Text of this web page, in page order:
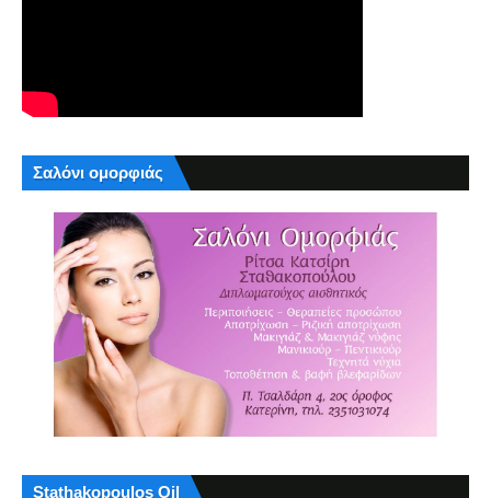
Σαλόνι ομορφιάς
Stathakopoulos Oil